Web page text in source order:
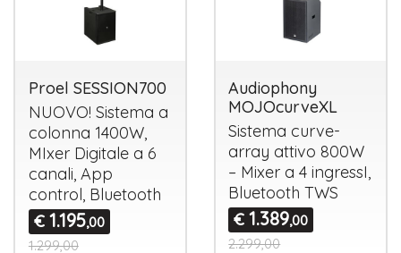
Proel SESSION700
NUOVO! Sistema a
colonna 1400W,
MIxer Digitale a 6
canali, App
control, Bluetooth
€ 1.195,00
1.299,00
Audiophony
MOJOcurveXL
Sistema curve-
array attivo 800W
– Mixer a 4 ingressI,
BluetoothTWS
€ 1.389,00
2.299,00